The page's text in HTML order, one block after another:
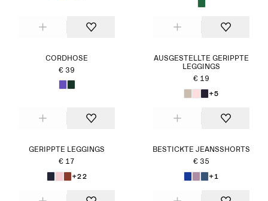
CORDHOSE
€ 39
AUSGESTELLTE GERIPPTE
LEGGINGS
€ 19
+5
GERIPPTE LEGGINGS
€ 17
+22
BESTICKTE JEANSSHORTS
€ 35
+1